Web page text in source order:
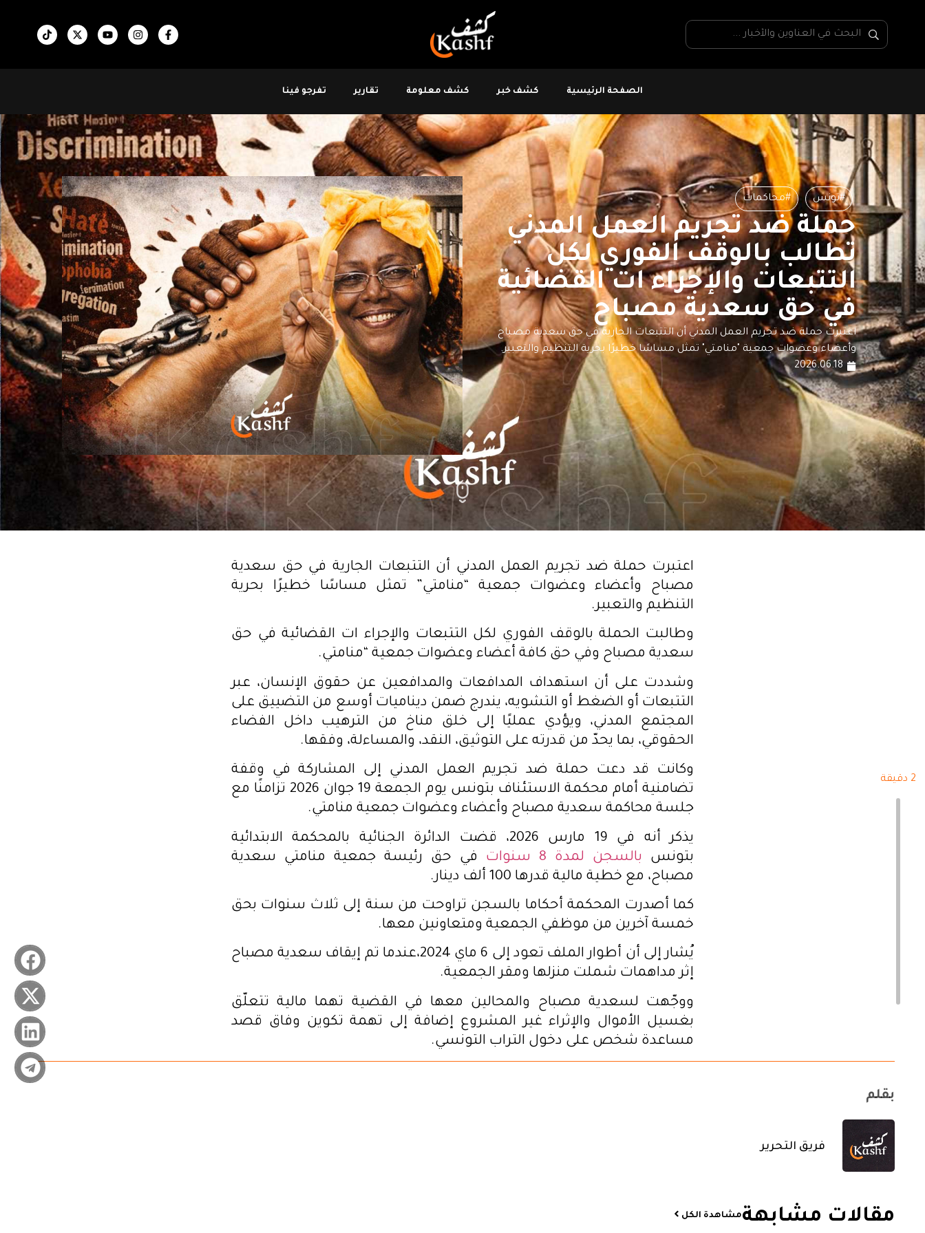
الصفحة الرئيسية كشف خبر كشف معلومة تقارير تفرجو فينا
#تونس #محاكمات
حملة ضد تجريم العمل المدني
تطالب بالوقف الفوري لكل
التتبعات والإجراء ات القضائية
في حق سعدية مصباح
اعتبرت حملة ضد تجريم العمل المدني أن التتبعات الجارية في حق سعدية مصباح
وأعضاء وعضوات جمعية "منامتي" تمثل مساسًا خطيرًا بحرية التنظيم والتعبير.
2026.06.18
2 دقيقة
اعتبرت حملة ضد تجريم العمل المدني أن التتبعات الجارية في حق سعدية
مصباح وأعضاء وعضوات جمعية “منامتي” تمثل مساسًا خطيرًا بحرية
التنظيم والتعبير.
وطالبت الحملة بالوقف الفوري لكل التتبعات والإجراء ات القضائية في حق
سعدية مصباح وفي حق كافة أعضاء وعضوات جمعية “منامتي.
وشددت على أن استهداف المدافعات والمدافعين عن حقوق الإنسان، عبر
التتبعات أو الضغط أو التشويه، يندرج ضمن ديناميات أوسع من التضييق على
المجتمع المدني، ويؤدي عمليًا إلى خلق مناخ من الترهيب داخل الفضاء
الحقوقي، بما يحدّ من قدرته على التوثيق، النقد، والمساءلة، وفقها.
وكانت قد دعت حملة ضد تجريم العمل المدني إلى المشاركة في وقفة
تضامنية أمام محكمة الاستئناف بتونس يوم الجمعة 19 جوان 2026 تزامنًا مع
جلسة محاكمة سعدية مصباح وأعضاء وعضوات جمعية منامتي.
يذكر أنه في 19 مارس 2026، قضت الدائرة الجنائية بالمحكمة الابتدائية
بتونس بالسجن لمدة 8 سنوات
في حق رئيسة جمعية منامتي سعدية
مصباح، مع خطية مالية قدرها 100 ألف دينار.
كما أصدرت المحكمة أحكاما بالسجن تراوحت من سنة إلى ثلاث سنوات بحق
خمسة آخرين من موظفي الجمعية ومتعاونين معها.
يُشار إلى أن أطوار الملف تعود إلى 6 ماي 2024،عندما تم إيقاف سعدية مصباح
إثر مداهمات شملت منزلها ومقر الجمعية.
ووجّهت لسعدية مصباح والمحالين معها في القضية تهما مالية تتعلّق
بغسيل الأموال والإثراء غير المشروع إضافة إلى تهمة تكوين وفاق قصد
مساعدة شخص على دخول التراب التونسي.
بقلم
فريق التحرير
مقالات مشابهة​مشاهدة الكل